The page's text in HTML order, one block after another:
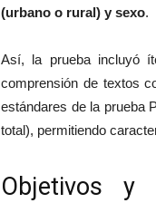
(urbano o rural) y sexo.
Así, la prueba incluyó
comprensión de textos
estándares de la prueba
total), permitiendo
Objetivos y